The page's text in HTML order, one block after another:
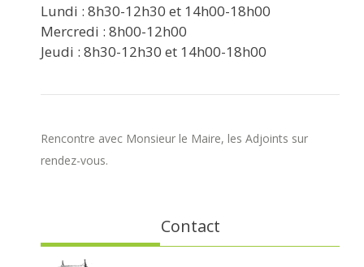
Lundi : 8h30-12h30 et 14h00-18h00
Mercredi : 8h00-12h00
Jeudi : 8h30-12h30 et 14h00-18h00
Rencontre avec Monsieur le Maire, les Adjoints sur
rendez-vous.
Contact